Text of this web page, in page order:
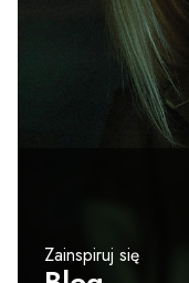
Zainspiruj się